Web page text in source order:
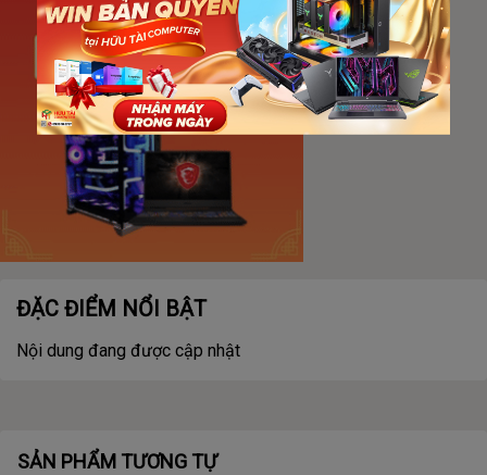
ĐẶC ĐIỂM NỔI BẬT
Nội dung đang được cập nhật
SẢN PHẨM TƯƠNG TỰ